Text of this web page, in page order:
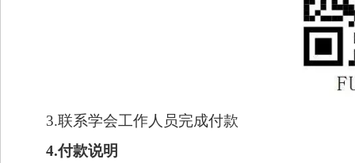
3.联系学会工作人员完成付款
4.付款说明